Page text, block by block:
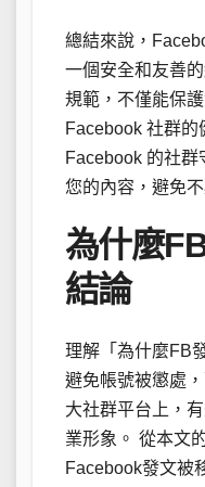
總結來說，
一個安全和友善
規範，不僅能保
Facebook 社群的
Facebook 的社
您的內容，避免
為什麼
結論
理解「為什麼FB
避免帳號被懲處
大社群平台上，
業形象。 從本文
Facebook發文被